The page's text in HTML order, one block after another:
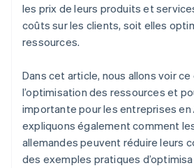
les prix de leurs produits et
coûts sur les clients, soit elles
ressources.
Dans cet article, nous allons voir
l’optimisation des ressources et
importante pour les entreprises en
expliquons également comment
allemandes peuvent réduire leurs
des exemples pratiques